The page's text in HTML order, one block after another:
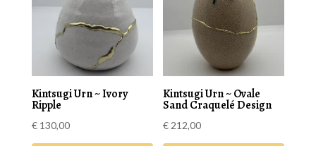
Kintsugi Urn ~ Ivory
Ripple
€130,00
Kintsugi Urn ~ Ovale
Sand Craquelé Design
€ 212,00